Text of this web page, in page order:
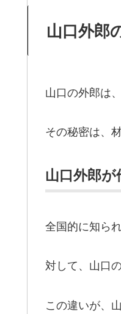
山口外郎
山口の外郎は
その秘密は、
山口外郎
全国的に知ら
対して、山口
この違いが、